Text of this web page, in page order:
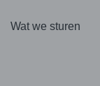
Wat we sturen